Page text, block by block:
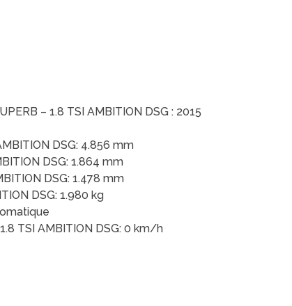
– 1.8 TSI AMBITION DSG : 2015
DSG: 4.856 mm
DSG: 1.864 mm
DSG: 1.478 mm
DSG: 1.980 kg
TSI AMBITION DSG: 0 km/h